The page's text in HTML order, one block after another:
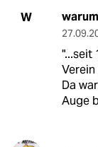
W
"...seit
Da
Auge